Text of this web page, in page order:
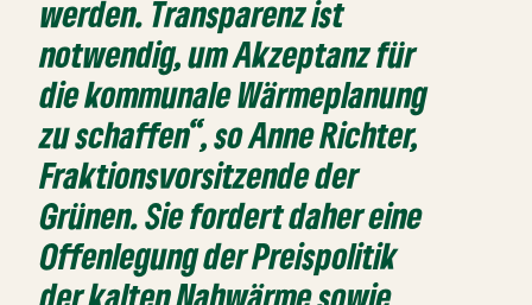
werden. Transparenz ist
notwendig, um Akzeptanz für
die kommunale Wärmeplanung
zu schaffen“, so Anne Richter,
Fraktionsvorsitzende der
Grünen. Sie fordert daher eine
Offenlegung der Preispolitik